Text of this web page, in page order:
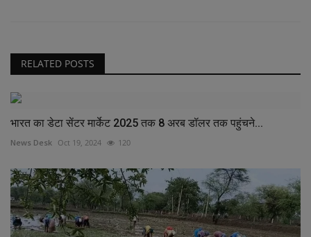
RELATED POSTS
भारत का डेटा सेंटर मार्केट 2025 तक 8 अरब डॉलर तक पहुंचने...
News Desk Oct 19, 2024 120